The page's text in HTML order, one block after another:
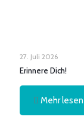
27. Juli 2026
Erinnere Dich!
Mehr lesen